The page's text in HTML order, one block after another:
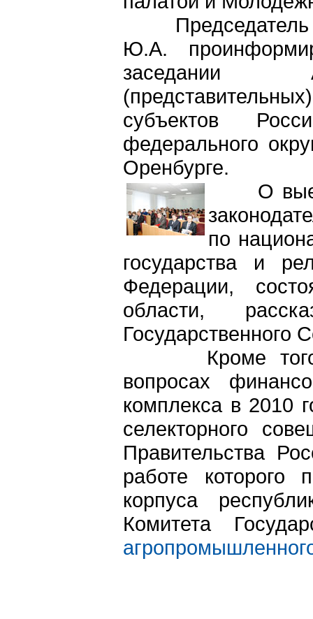
Председатель
Ю.А.
заседании
субъектов
федерального
Оренбурге.
О
по
государства и
Федерации,
области,
Государственного
Кроме того,
вопросах
комплекса в 2010
селекторного
Правительства
работе которого
корпуса
Комитета